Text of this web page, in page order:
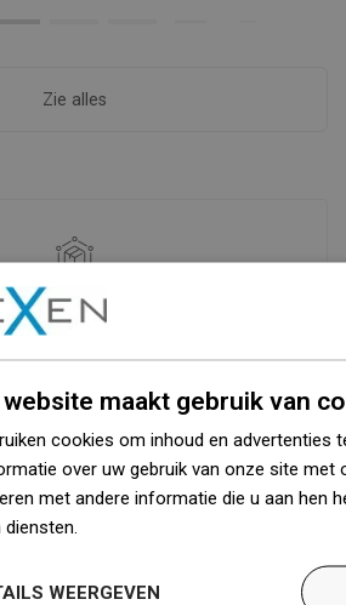
Zie alles
van goederen
logistiek centrum met een
beschikbare producten!

website maakt gebruik van
cookies om inhoud en advertenties
over uw gebruik van onze site met
met andere informatie die u aan hen
WEERGEVEN